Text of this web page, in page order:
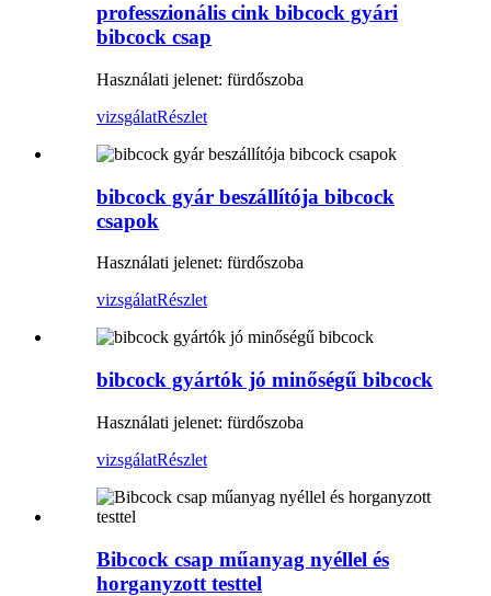
professzionális cink bibcock gyári
bibcock csap
Használati jelenet: fürdőszoba
vizsgálatRészlet
bibcock gyár beszállítója bibcock
csapok
Használati jelenet: fürdőszoba
vizsgálatRészlet
bibcock gyártók jó minőségű bibcock
Használati jelenet: fürdőszoba
vizsgálatRészlet
Bibcock csap műanyag nyéllel és
horganyzott testtel